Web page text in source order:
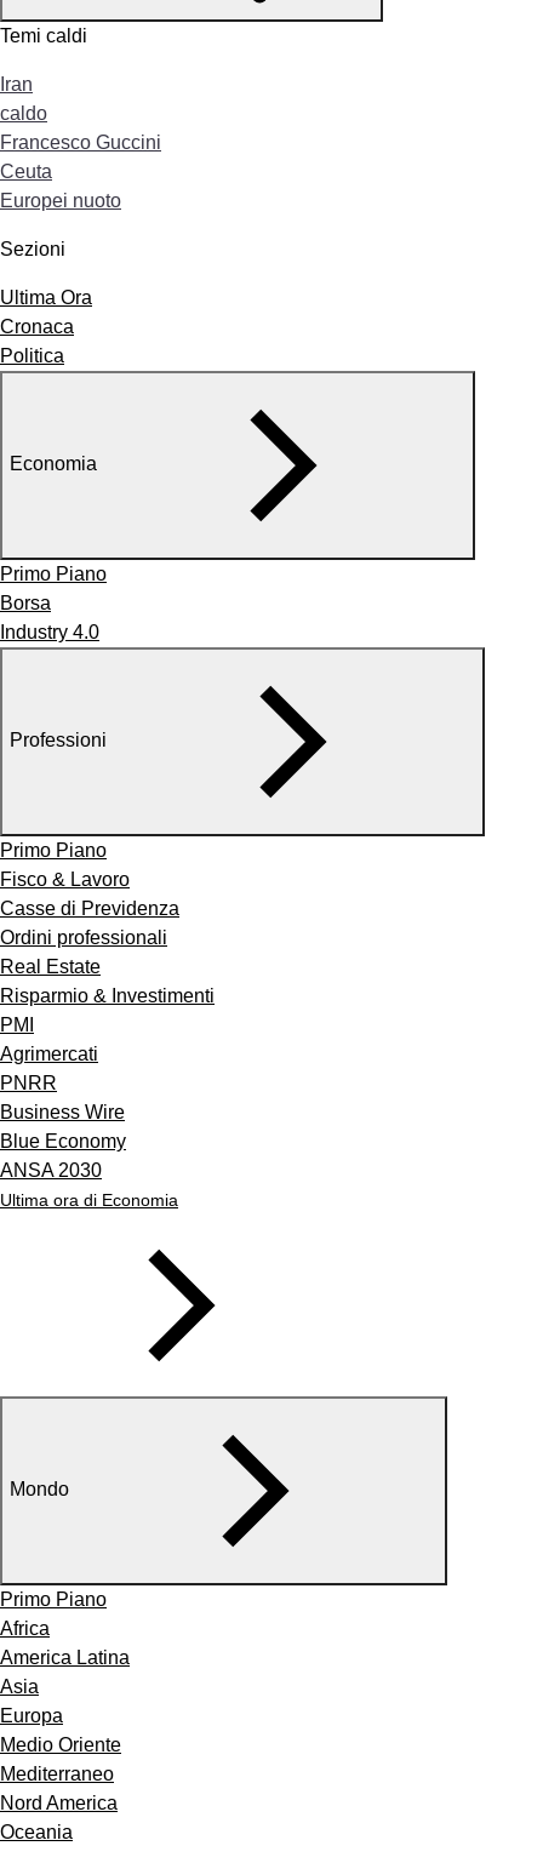
Temi caldi
Iran
caldo
Francesco Guccini
Ceuta
Europei nuoto
Sezioni
Ultima Ora
Cronaca
Politica
Economia
Primo Piano
Borsa
Industry 4.0
Professioni
Primo Piano
Fisco & Lavoro
Casse di Previdenza
Ordini professionali
Real Estate
Risparmio & Investimenti
PMI
Agrimercati
PNRR
Business Wire
Blue Economy
ANSA 2030
Ultima ora di Economia
Mondo
Primo Piano
Africa
America Latina
Asia
Europa
Medio Oriente
Mediterraneo
Nord America
Oceania